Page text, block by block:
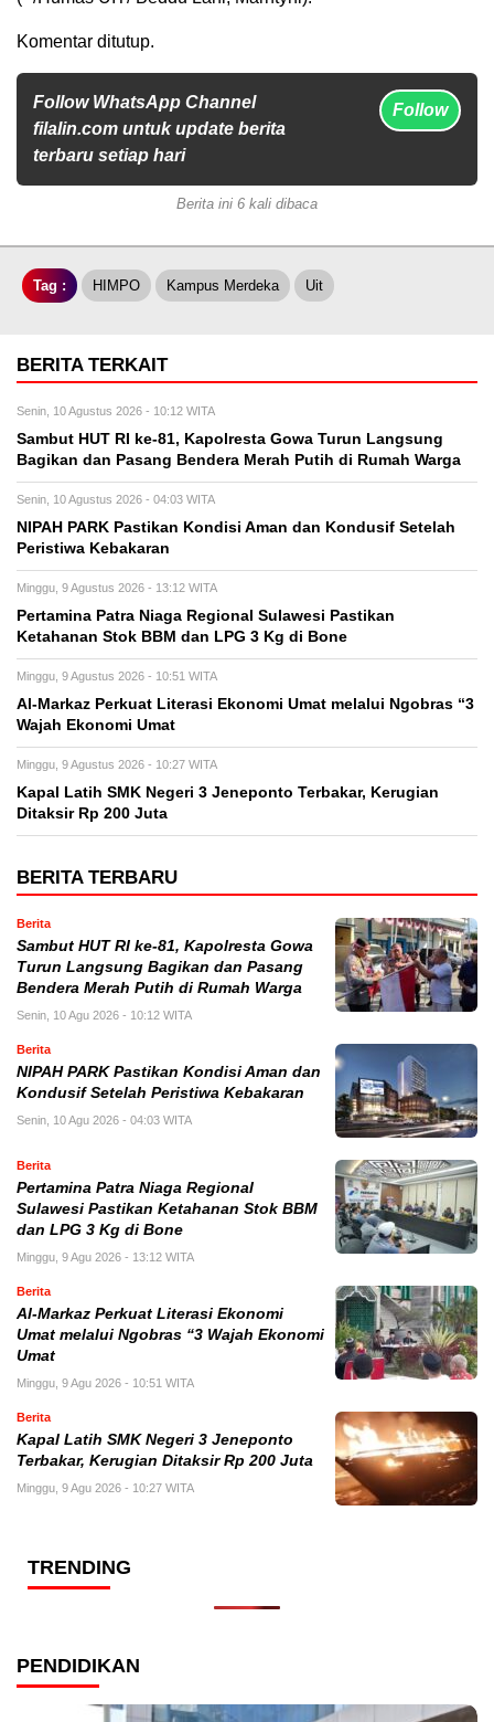
Komentar ditutup.
Follow WhatsApp Channel
filalin.com untuk update berita
terbaru setiap hari
Follow
Berita ini 6 kali dibaca
Tag : HIMPO Kampus Merdeka Uit
BERITA TERKAIT
Senin, 10 Agustus 2026 - 10:12 WITA
Sambut HUT RI ke-81, Kapolresta Gowa Turun Langsung
Bagikan dan Pasang Bendera Merah Putih di Rumah Warga
Senin, 10 Agustus 2026 - 04:03 WITA
NIPAH PARK Pastikan Kondisi Aman dan Kondusif Setelah
Peristiwa Kebakaran
Minggu, 9 Agustus 2026 - 13:12 WITA
Pertamina Patra Niaga Regional Sulawesi Pastikan
Ketahanan Stok BBM dan LPG 3 Kg di Bone
Minggu, 9 Agustus 2026 - 10:51 WITA
Al-Markaz Perkuat Literasi Ekonomi Umat melalui Ngobras “3
Wajah Ekonomi Umat
Minggu, 9 Agustus 2026 - 10:27 WITA
Kapal Latih SMK Negeri 3 Jeneponto Terbakar, Kerugian
Ditaksir Rp 200 Juta
BERITA TERBARU
Berita
Sambut HUT RI ke-81, Kapolresta Gowa
Turun Langsung Bagikan dan Pasang
Bendera Merah Putih di Rumah Warga
Senin, 10 Agu 2026 - 10:12 WITA
Berita
NIPAH PARK Pastikan Kondisi Aman dan
Kondusif Setelah Peristiwa Kebakaran
Senin, 10 Agu 2026 - 04:03 WITA
Berita
Pertamina Patra Niaga Regional
Sulawesi Pastikan Ketahanan Stok BBM
dan LPG 3 Kg di Bone
Minggu, 9 Agu 2026 - 13:12 WITA
Berita
Al-Markaz Perkuat Literasi Ekonomi
Umat melalui Ngobras “3 Wajah Ekonomi
Umat
Minggu, 9 Agu 2026 - 10:51 WITA
Berita
Kapal Latih SMK Negeri 3 Jeneponto
Terbakar, Kerugian Ditaksir Rp 200 Juta
Minggu, 9 Agu 2026 - 10:27 WITA
TRENDING
PENDIDIKAN